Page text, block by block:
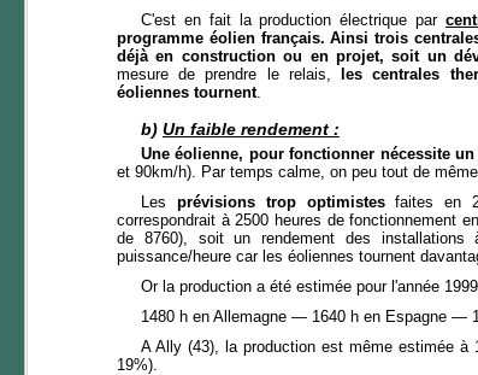
C'est en fait la production électrique par
programme éolien français. Ainsi trois
déjà en construction ou en projet, soit un
mesure de prendre le relais,
les centrales
éoliennes tournent.
b) Un faible rendement :
Une éolienne, pour fonctionner nécessite
et 90km/h). Par temps calme, on peu tout de
Les prévisions trop optimistesfaites en
correspondrait à 2500 heures de fonctionnement
de 8760), soit un rendement des
puissance/heure car les éoliennes tournent
Or la production a été estimée pour l'année
1480 h en Allemagne — 1640 h en Espagne —
A Ally (43), la production est même estimée
19%).